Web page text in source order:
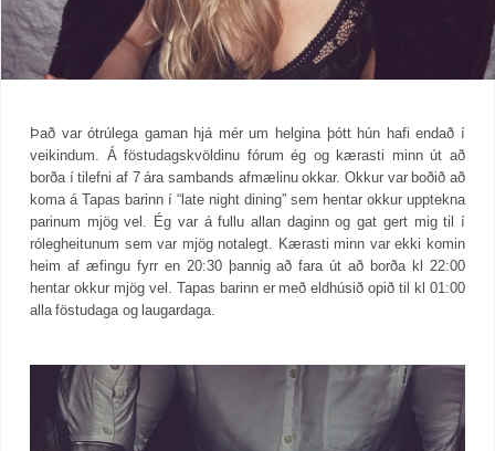
Það var ótrúlega gaman hjá mér um helgina þótt hún hafi endað í
veikindum. Á föstudagskvöldinu fórum ég og kærasti minn út að
borða í tilefni af 7 ára sambands afmælinu okkar. Okkur var boðið að
koma á Tapas barinn í “late night dining” sem hentar okkur upptekna
parinum mjög vel. Ég var á fullu allan daginn og gat gert mig til í
rólegheitunum sem var mjög notalegt. Kærasti minn var ekki komin
heim af æfingu fyrr en 20:30 þannig að fara út að borða kl 22:00
hentar okkur mjög vel. Tapas barinn er með eldhúsið opið til kl 01:00
alla föstudaga og laugardaga.